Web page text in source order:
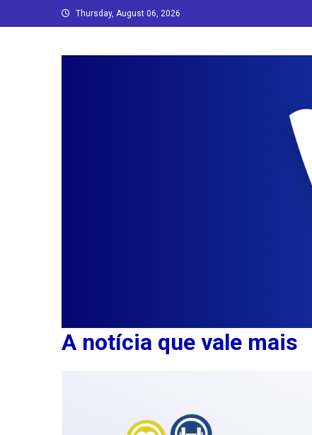
to
Thursday, August 06, 2026
A notícia que vale mais